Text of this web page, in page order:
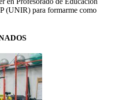
(UNIR) para formarme como